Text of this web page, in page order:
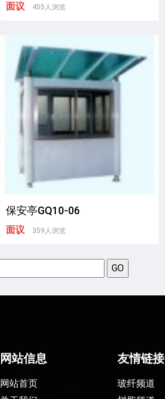
面议 455人浏览
保安亭GQ10-06
面议 359人浏览
网站信息
网站首页
友情链接
玻纤频道